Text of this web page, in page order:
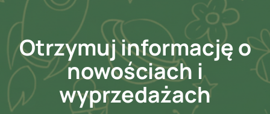
Otrzymuj informację o
nowościach i
wyprzedażach